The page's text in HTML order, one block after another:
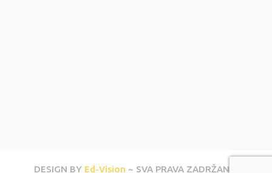
DESIGN BY Ed-Vision ~ SVA PRAVA ZADRŽANA.